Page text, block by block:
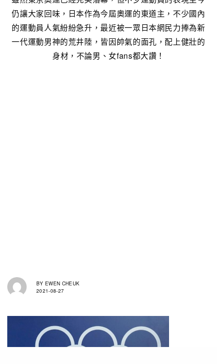
仍讓大家回味，日本作為今屆奧運的東道主，不少國內
的運動員人氣紛紛急升，最近被一眾日本網民力捧為新
一代運動男神的荒井陸，皆因帥氣的面孔，配上健壯的
身材，不論男、女fans都大讚！
BY EWEN CHEUK
2021-08-27